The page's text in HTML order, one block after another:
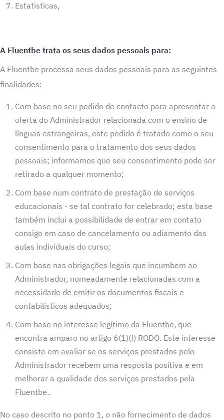
Estatisticas,
A Fluentbe trata os seus dados pessoais para:
A Fluentbe processa seus dados pessoais para as seguintes
finalidades:
Com base no seu pedido de contacto para apresentar a
oferta do Administrador relacionada com o ensino de
línguas estrangeiras, este pedido é tratado como o seu
consentimento para o tratamento dos seus dados
pessoais; informamos que seu consentimento pode ser
retirado a qualquer momento;
Com base num contrato de prestação de serviços
educacionais - se tal contrato for celebrado; esta base
também inclui a possibilidade de entrar em contato
consigo em caso de cancelamento ou adiamento das
aulas individuais do curso;
Com base nas obrigações legais que incumbem ao
Administrador, nomeadamente relacionadas com a
necessidade de emitir os documentos fiscais e
contabilísticos adequados;
Com base no interesse legítimo da Fluentbe, que
encontra amparo no artigo 6(1)(f) RODO. Este interesse
consiste em avaliar se os serviços prestados pelo
Administrador recebem uma resposta positiva e em
melhorar a qualidade dos serviços prestados pela
Fluentbe..
No caso descrito no ponto 1, o não fornecimento de dados